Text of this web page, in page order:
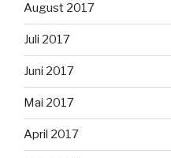
August 2017
Juli 2017
Juni 2017
Mai 2017
April 2017